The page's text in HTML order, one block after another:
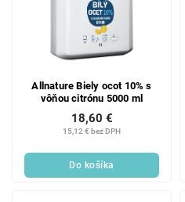
Allnature Biely ocot 10% s
vôňou citrónu 5000 ml
15,12 € bez DPH
18,60 €
Do košíka